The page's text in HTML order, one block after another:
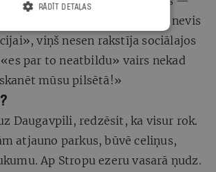
vienam politiskam spēkam», nevis
viņš nesen rakstīja sociālajos
par to neatbildu» vairs nekad
mūsu pilsētā!»
Daugavpili, redzēsit, ka visur rok.
atjauno parkus, būvē celiņus,
Ap Stropu ezeru vasarā ņudz.
RĀDĪT DETAĻAS